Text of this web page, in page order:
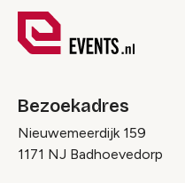
Bezoekadres
Nieuwemeerdijk 159
1171 NJ Badhoevedorp